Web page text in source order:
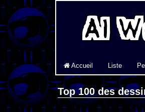
Accueil Liste
Top 100 des